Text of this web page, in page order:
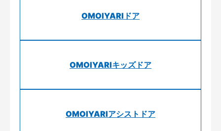
OMOIYARIドア
OMOIYARIキッズドア
OMOIYARIアシストドア